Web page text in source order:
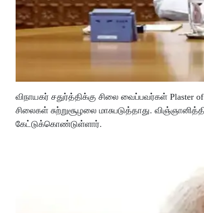
விநாயகர் சதுர்த்திக்கு சிலை வைப்பவர்கள்
சிலைகள் சுற்றுசூழலை மாசுபடுத்தாது.
கேட்டுக்கொண்டுள்ளார்.